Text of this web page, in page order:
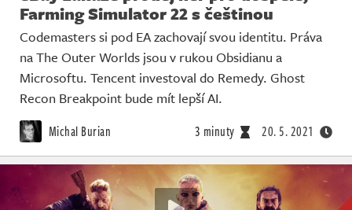
Farming Simulator 22 s češtinou
Codemasters si pod EA zachovají svou identitu. Práva
na The Outer Worlds jsou v rukou Obsidianu a
Microsoftu. Tencent investoval do Remedy. Ghost
Recon Breakpoint bude mít lepší AI.
Michal Burian 3 minuty 20. 5. 2021